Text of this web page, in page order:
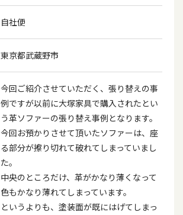
自社便
東京都武蔵野市
今回ご紹介させていただく、張り替えの事
例ですが以前に大塚家具で購入されたとい
う革ソファーの張り替え事例となります。
今回お預かりさせて頂いたソファーは、座
る部分が擦り切れて破れてしまっていまし
た。
中央のところだけ、革がかなり薄くなって
色もかなり薄れてしまっています。
というよりも、塗装面が既にはげてしまっ